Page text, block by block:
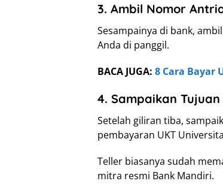
3. Ambil Nomor
Sesampainya di bank,
Anda di panggil.
BACA JUGA: 8 Cara Bayar
4. Sampaikan
Setelah giliran tiba,
pembayaran UKT
Teller biasanya sudah
mitra resmi Bank Mandiri.